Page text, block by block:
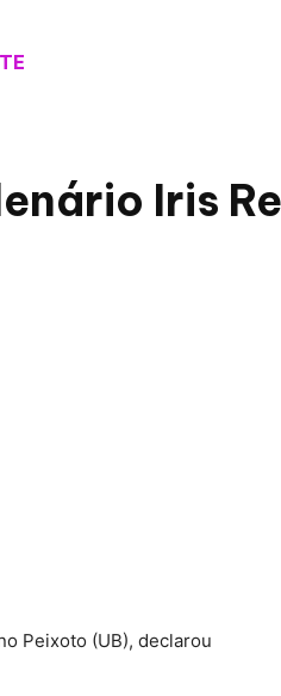
Iris
Peixoto (UB), declarou